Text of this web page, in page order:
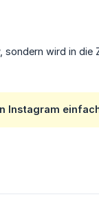
wird in die
Instagram